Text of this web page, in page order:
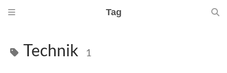
Tag
Technik 1